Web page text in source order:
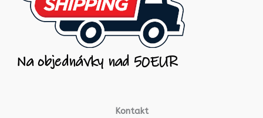
Kontakt